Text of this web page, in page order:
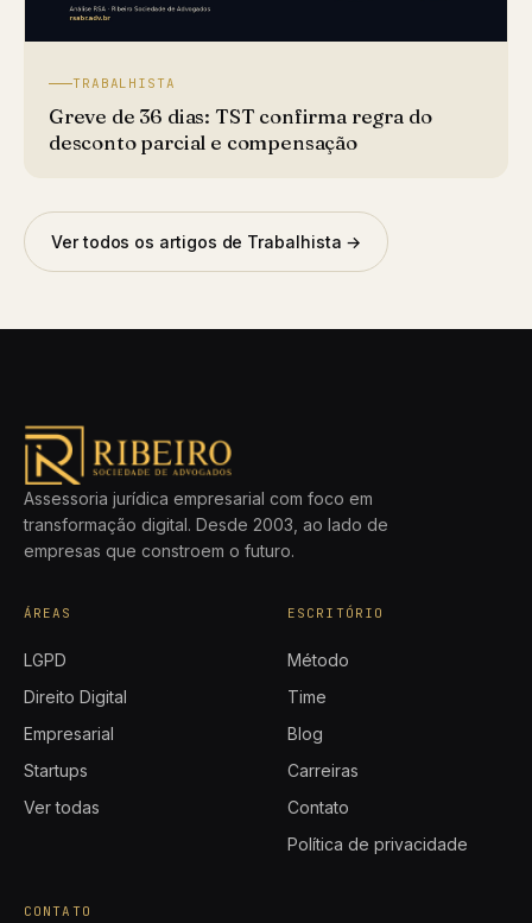
TRABALHISTA
Greve de 36 dias: TST confirma regra do
desconto parcial e compensação
Ver todos os artigos de Trabalhista →
Assessoria jurídica empresarial com foco em
transformação digital. Desde 2003, ao lado de
empresas que constroem o futuro.
ÁREAS
LGPD
Direito Digital
Empresarial
Startups
Ver todas
ESCRITÓRIO
Método
Time
Blog
Carreiras
Contato
Política de privacidade
CONTATO